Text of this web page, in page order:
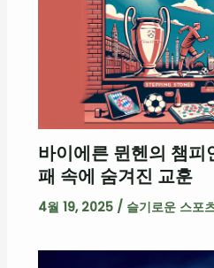
바이에른 뮌헨의 챔피
패 속에 숨겨진 교훈
4월 19, 2025 / 슬기로운 스포